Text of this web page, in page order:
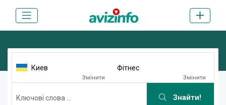
Киев
Змінити
Фітнес
Змінити
Знайти!